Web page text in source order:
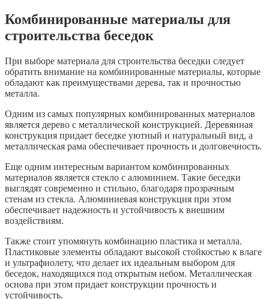
Комбинированные материалы для
строительства беседок
При выборе материала для строительства беседки следует
обратить внимание на комбинированные материалы, которые
обладают как преимуществами дерева, так и прочностью
металла.
Одним из самых популярных комбинированных материалов
является дерево с металлической конструкцией. Деревянная
конструкция придает беседке уютный и натуральный вид, а
металлическая рама обеспечивает прочность и долговечность.
Еще одним интересным вариантом комбинированных
материалов является стекло с алюминием. Такие беседки
выглядят современно и стильно, благодаря прозрачным
стенам из стекла. Алюминиевая конструкция при этом
обеспечивает надежность и устойчивость к внешним
воздействиям.
Также стоит упомянуть комбинацию пластика и металла.
Пластиковые элементы обладают высокой стойкостью к влаге
и ультрафиолету, что делает их идеальным выбором для
беседок, находящихся под открытым небом. Металлическая
основа при этом придает конструкции прочность и
устойчивость.